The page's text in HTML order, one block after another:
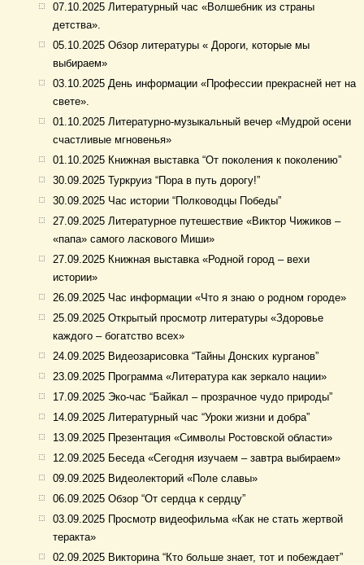
07.10.2025 Литературный час «Волшебник из страны
детства».
05.10.2025 Обзор литературы « Дороги, которые мы
выбираем»
03.10.2025 День информации «Профессии прекрасней нет на
свете».
01.10.2025 Литературно-музыкальный вечер «Мудрой осени
счастливые мгновенья»
01.10.2025 Книжная выставка “От поколения к поколению”
30.09.2025 Туркруиз “Пора в путь дорогу!”
30.09.2025 Час истории “Полководцы Победы”
27.09.2025 Литературное путешествие «Виктор Чижиков –
«папа» самого ласкового Миши»
27.09.2025 Книжная выставка «Родной город – вехи
истории»
26.09.2025 Час информации «Что я знаю о родном городе»
25.09.2025 Открытый просмотр литературы «Здоровье
каждого – богатство всех»
24.09.2025 Видеозарисовка “Тайны Донских курганов”
23.09.2025 Программа «Литература как зеркало нации»
17.09.2025 Эко-час “Байкал – прозрачное чудо природы”
14.09.2025 Литературный час “Уроки жизни и добра”
13.09.2025 Презентация «Символы Ростовской области»
12.09.2025 Беседа «Сегодня изучаем – завтра выбираем»
09.09.2025 Видеолекторий «Поле славы»
06.09.2025 Обзор “От сердца к сердцу”
03.09.2025 Просмотр видеофильма «Как не стать жертвой
теракта»
02.09.2025 Викторина “Кто больше знает, тот и побеждает”